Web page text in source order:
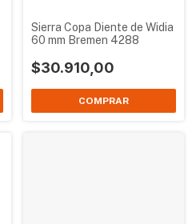
Sierra Copa Diente de Widia
60 mm Bremen 4288
$30.910,00